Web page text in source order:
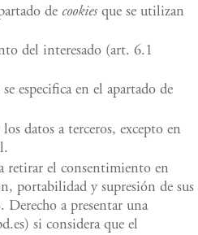
de cookies que se utilizan
del interesado (art. 6.1
especifica en el apartado de
datos a terceros, excepto en
retirar el consentimiento en
portabilidad y supresión de sus
a presentar una
si considera que el